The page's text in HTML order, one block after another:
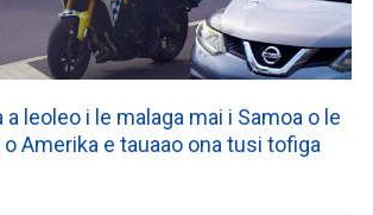
a leoleo i le malaga mai i Samoa o le
Amerika e tauaao ona tusi tofiga